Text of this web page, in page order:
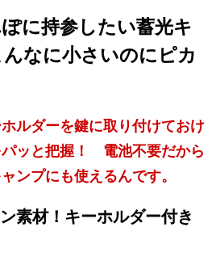
ぽに持参したい蓄光キ
なに小さいのにピカ
ルダーを鍵に取り付けておけ
ッと把握！ 電池不要だから
ンプにも使えるんです。
素材！キーホルダー付き